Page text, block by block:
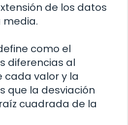
de los datos
como el
diferencias al
valor y la
que la desviación
cuadrada de la